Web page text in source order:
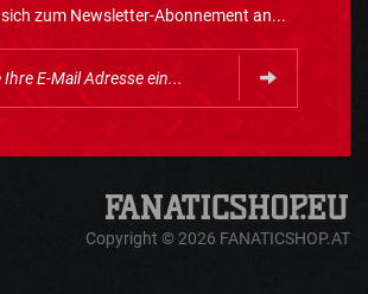
sich zum Newsletter-Abonnement an...
Copyright © 2026 FANATICSHOP.AT